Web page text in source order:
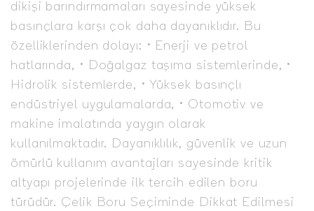
dikişi barındırmamaları sayesinde yüksek
basınçlara karşı çok daha dayanıklıdır. Bu
özelliklerinden dolayı: • Enerji ve petrol
hatlarında, • Doğalgaz taşıma sistemlerinde, •
Hidrolik sistemlerde, • Yüksek basınçlı
endüstriyel uygulamalarda, • Otomotiv ve
makine imalatında yaygın olarak
kullanılmaktadır. Dayanıklılık, güvenlik ve uzun
ömürlü kullanım avantajları sayesinde kritik
altyapı projelerinde ilk tercih edilen boru
türüdür. Çelik Boru Seçiminde Dikkat Edilmesi